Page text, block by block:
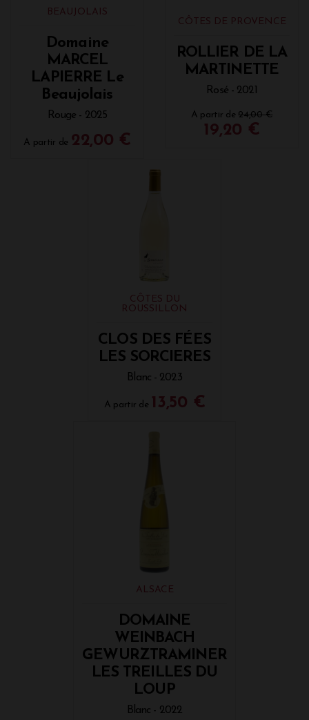
BEAUJOLAIS
Domaine
MARCEL
LAPIERRE Le
Beaujolais
Rouge - 2025
A partir de 22,00 €
CÔTES DE PROVENCE
ROLLIER DE LA
MARTINETTE
Rosé - 2021
A partir de 24,00 €
19,20 €
CÔTES DU
ROUSSILLON
CLOS DES FÉES
LES SORCIERES
Blanc - 2023
A partir de 13,50 €
ALSACE
DOMAINE
WEINBACH
GEWURZTRAMINER
LES TREILLES DU
LOUP
Blanc - 2022